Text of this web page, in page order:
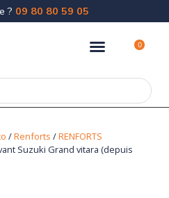
? 09 80 80 59 05
0
/Renforts /RENFORTS
Suzuki Grand vitara (depuis